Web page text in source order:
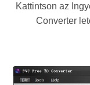
Kattintson az
Converter